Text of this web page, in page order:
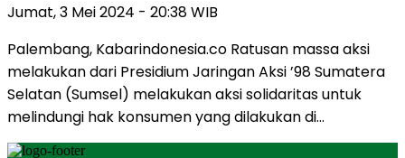
Jumat, 3 Mei 2024 - 20:38 WIB
Palembang, Kabarindonesia.co Ratusan massa aksi
melakukan dari Presidium Jaringan Aksi ’98 Sumatera
Selatan (Sumsel) melakukan aksi solidaritas untuk
melindungi hak konsumen yang dilakukan di…